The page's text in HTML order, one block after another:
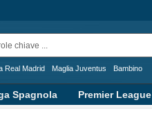
Real Madrid Maglia Juventus Bambino
Spagnola Premier League